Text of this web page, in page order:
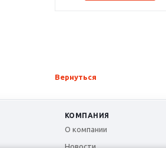
Вернуться
КОМПАНИЯ
О компании
Новости